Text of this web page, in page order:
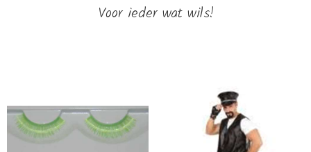
Voor ieder wat wils!